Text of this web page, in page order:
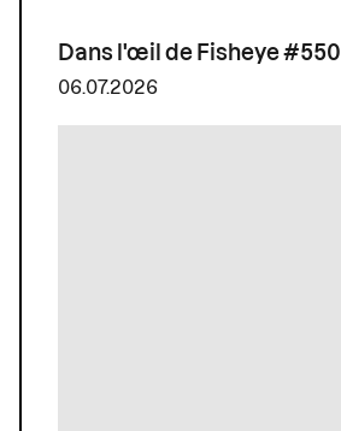
Dans l'œil de Fisheye #550
06.07.2026